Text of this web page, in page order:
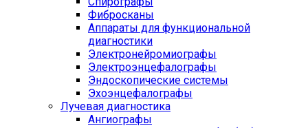
Фибросканы
Аппараты для функциональной
диагностики
Электронейромиографы
Электроэнцефалографы
Эндоскопические системы
Эхоэнцефалографы
Лучевая диагностика
Ангиографы